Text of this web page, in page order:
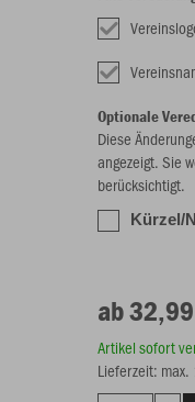
Optionale
Diese
angezeigt. Sie
berücksichtigt.
Kürzel/
ab
Artikel sofort
Lieferzeit: max.